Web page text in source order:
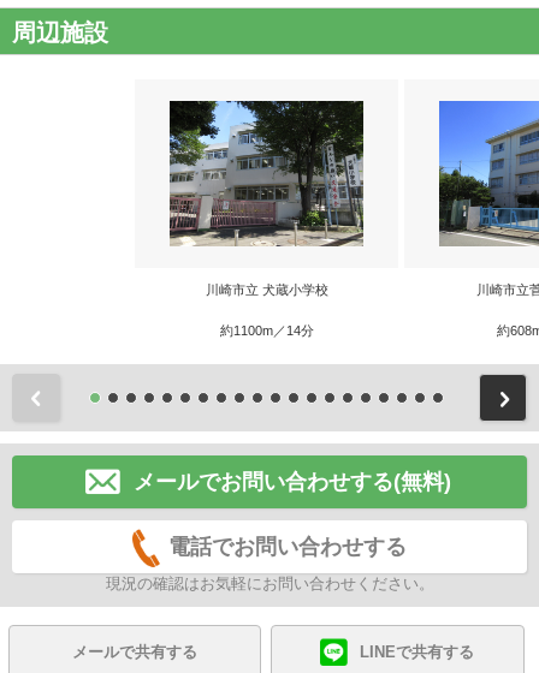
周辺施設
川崎市立 犬蔵小学校
約1100m／14分
川崎市立
約
メールでお問い合わせする(無料)
電話でお問い合わせする
現況の確認はお気軽にお問い合わせください。
メールで共有する LINEで共有する